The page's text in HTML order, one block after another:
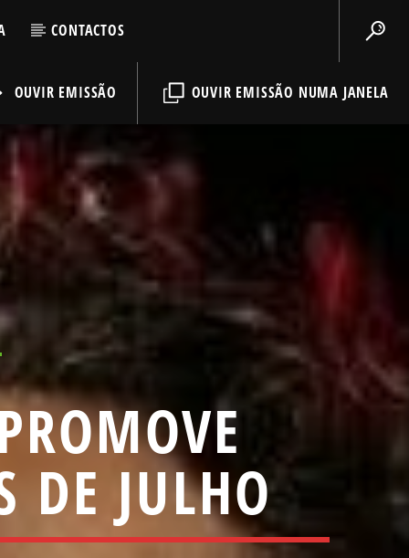
CONTACTOS
OUVIR EMISSÃO NUMA JANELA
OUVIR EMISSÃO
DE JULHO